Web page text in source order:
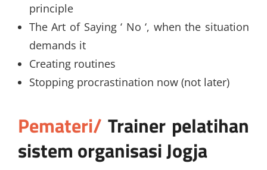
principle
The Art of Saying ‘ No ‘, when the situation
demands it
Creating routines
Stopping procrastination now (not later)
Pemateri/ Trainer pelatihan
sistem organisasi Jogja